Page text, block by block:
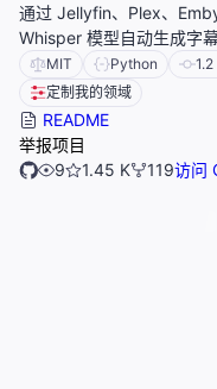
通过 Jellyfin、Plex、
Whisper 模型自动生成字
MIT Python 1.2
定制我的领域
README
举报项目
9
1.45 K 119访问